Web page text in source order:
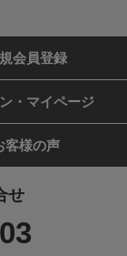
会員登録
・マイページ
客様の声
せ